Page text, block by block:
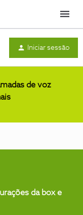
Menu
Iniciar sessão
de voz
da box e